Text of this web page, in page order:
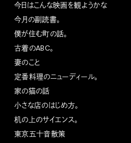
今日はこんな映画を観ようかな
今月の副読書。
僕が住む町の話。
古着のABC。
妻のこと
定番料理のニューディール。
家の猫の話
小さな店のはじめ方。
机の上のサイエンス。
東京五十音散策